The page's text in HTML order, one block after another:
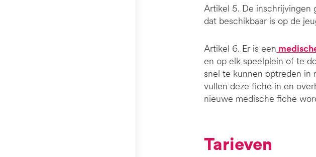
Artikel 5. De inschrijvingen
dat beschikbaar is op de
Artikel 6. Er is een
en op elk speelplein of te
snel te kunnen optreden in
vullen deze fiche in en
nieuwe medische fiche
Tarieven